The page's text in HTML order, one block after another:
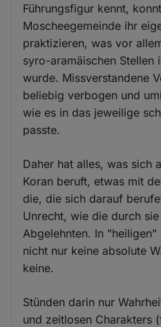
Führungsfigur kennt,
Moscheegemeinde ihr
praktizieren, was vor
syro-aramäischen Stellen
wurde. Missverstandene
beliebig verbogen und
wie es in das jeweilige
passte.
Daher hat alles, was sich
Koran beruft, etwas mit
die, die sich darauf
Unrecht, wie die durch
Abgelehnten. In
nicht nur keine absolute
keine.
Stünden darin nur
und zeitlosen Charakters